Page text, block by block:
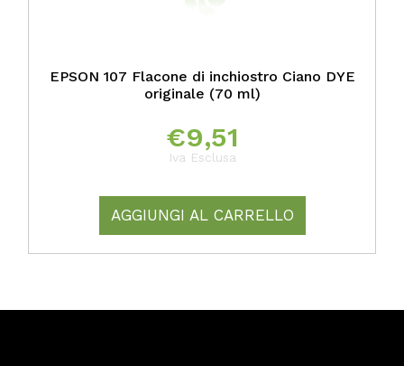
EPSON 107 Flacone di inchiostro Ciano DYE
originale (70 ml)
€9,51
Iva Esclusa
AGGIUNGI AL CARRELLO